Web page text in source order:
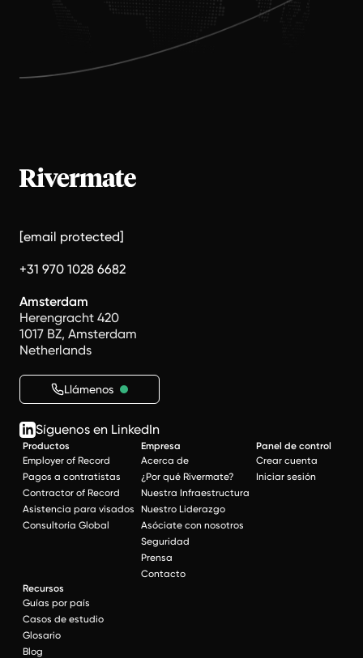
[email protected]
+31 970 1028 6682
Amsterdam
Herengracht 420
1017 BZ, Amsterdam
Netherlands
Llámenos
Síguenos en LinkedIn
Productos
Employer of Record
Pagos a contratistas
Contractor of Record
Asistencia para visados
Consultoría Global
Empresa
Acerca de
¿Por qué Rivermate?
Nuestra Infraestructura
Nuestro Liderazgo
Asóciate con nosotros
Seguridad
Prensa
Contacto
Panel de control
Crear cuenta
Iniciar sesión
Recursos
Guías por país
Casos de estudio
Glosario
Blog